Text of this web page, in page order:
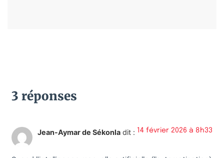
3 réponses
Jean-Aymar de Sékonla dit : 14 février 2026 à 8h33